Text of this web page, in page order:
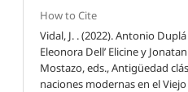
How to Cite
Vidal, J. . (2022). Antonio
Eleonora Dell’ Elicine y
Mostazo, eds., Antigüedad
naciones modernas en el